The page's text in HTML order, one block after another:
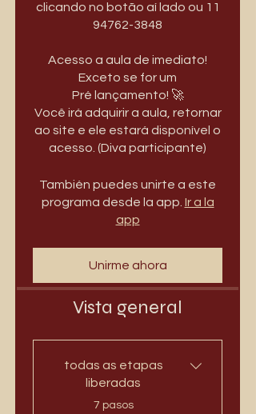
clicando no botão aí lado ou 11
94762-3848
Acesso a aula de imediato!
Exceto se for um
Pré lançamento! 🚀
Você irá adquirir a aula, retornar
ao site e ele estará disponível o
acesso. (Diva participante)
También puedes unirte a este
programa desde la app. Ir a la
app
Unirme ahora
Vista general
todas as etapas
liberadas
.
7 pasos